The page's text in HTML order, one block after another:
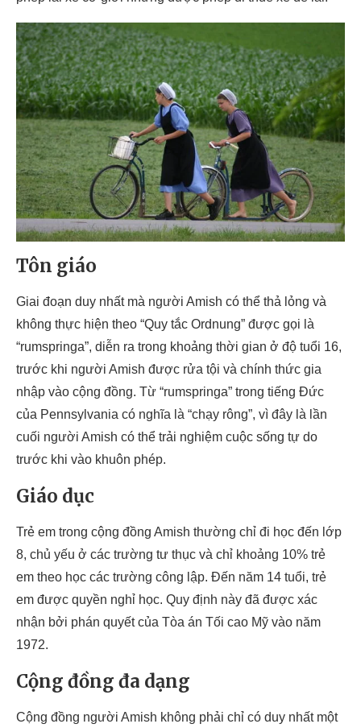
Tôn giáo
Giai đoạn duy nhất mà người Amish có thể thả lỏng và
không thực hiện theo “Quy tắc Ordnung” được gọi là
“rumspringa”, diễn ra trong khoảng thời gian ở độ tuổi 16,
trước khi người Amish được rửa tội và chính thức gia
nhập vào cộng đồng. Từ “rumspringa” trong tiếng Đức
của Pennsylvania có nghĩa là “chạy rông”, vì đây là lần
cuối người Amish có thể trải nghiệm cuộc sống tự do
trước khi vào khuôn phép.
Giáo dục
Trẻ em trong cộng đồng Amish thường chỉ đi học đến lớp
8, chủ yếu ở các trường tư thục và chỉ khoảng 10% trẻ
em theo học các trường công lập. Đến năm 14 tuổi, trẻ
em được quyền nghỉ học. Quy định này đã được xác
nhận bởi phán quyết của Tòa án Tối cao Mỹ vào năm
1972.
Cộng đồng đa dạng
Cộng đồng người Amish không phải chỉ có duy nhất một